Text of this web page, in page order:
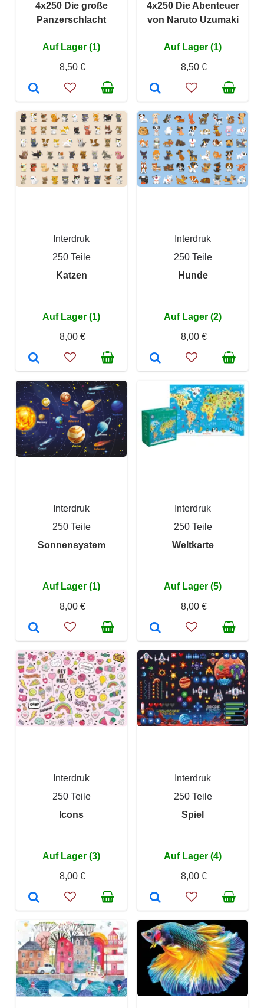
4x250 Die große
Panzerschlacht
Auf Lager (1)
8,50 €
4x250 Die Abenteuer
von Naruto Uzumaki
Auf Lager (1)
8,50 €
Interdruk
250 Teile
Katzen
Auf Lager (1)
8,00 €
Interdruk
250 Teile
Hunde
Auf Lager (2)
8,00 €
Interdruk
250 Teile
Sonnensystem
Auf Lager (1)
8,00 €
Interdruk
250 Teile
Weltkarte
Auf Lager (5)
8,00 €
Interdruk
250 Teile
Icons
Auf Lager (3)
8,00 €
Interdruk
250 Teile
Spiel
Auf Lager (4)
8,00 €